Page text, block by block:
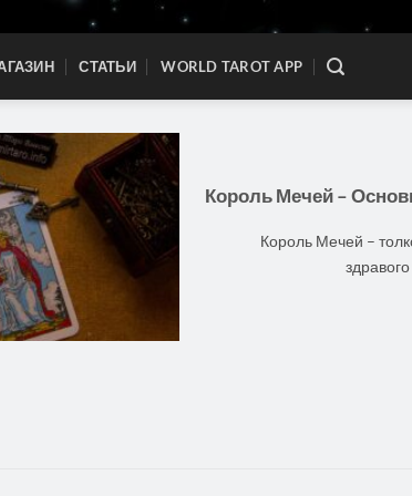
СТАТЬИ WORLD TAROT APP
Король Мечей –
Король Мечей –